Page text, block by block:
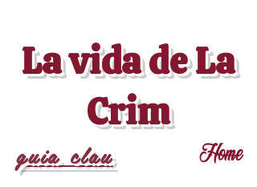
La vida de La
Crim
guia clau Home